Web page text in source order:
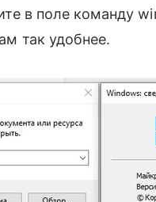
в поле команду
так удобнее.